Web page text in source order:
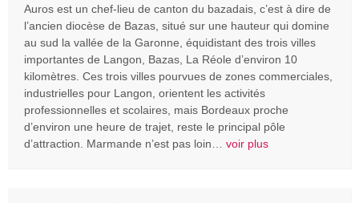
Auros est un chef-lieu de canton du bazadais, c’est à dire de
l’ancien diocèse de Bazas, situé sur une hauteur qui domine
au sud la vallée de la Garonne, équidistant des trois villes
importantes de Langon, Bazas, La Réole d’environ 10
kilomètres. Ces trois villes pourvues de zones commerciales,
industrielles pour Langon, orientent les activités
professionnelles et scolaires, mais Bordeaux proche
d’environ une heure de trajet, reste le principal pôle
d’attraction. Marmande n’est pas loin… voir plus